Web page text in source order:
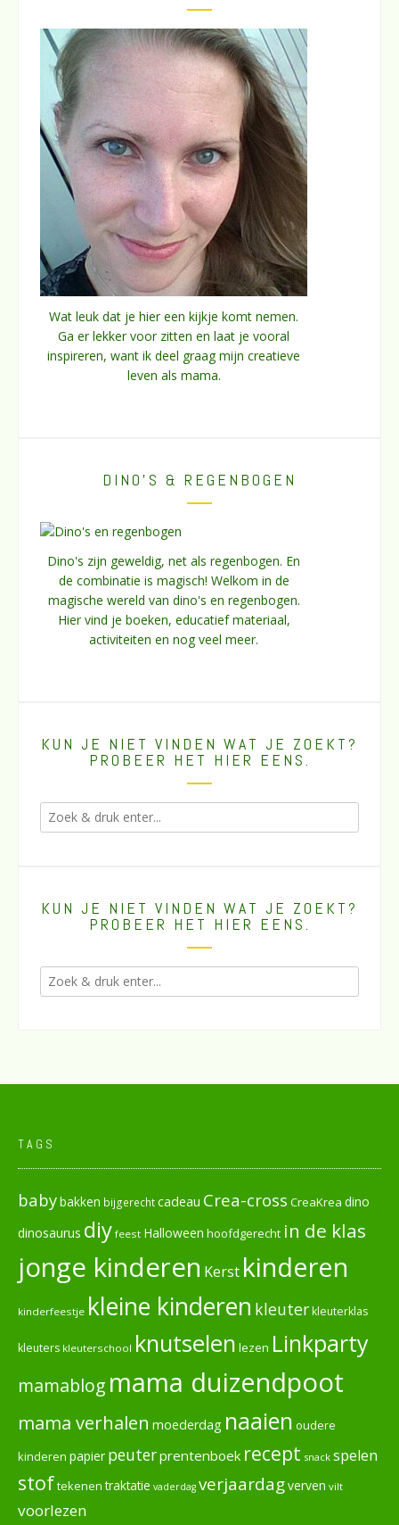
Wat leuk dat je hier een kijkje komt nemen.
Ga er lekker voor zitten en laat je vooral
inspireren, want ik deel graag mijn creatieve
leven als mama.
DINO’S & REGENBOGEN
Dino's zijn geweldig, net als regenbogen. En
de combinatie is magisch! Welkom in de
magische wereld van dino's en regenbogen.
Hier vind je boeken, educatief materiaal,
activiteiten en nog veel meer.
KUN JE NIET VINDEN WAT JE ZOEKT?
PROBEER HET HIER EENS.
KUN JE NIET VINDEN WAT JE ZOEKT?
PROBEER HET HIER EENS.
TAGS
babybakken bijgerechtcadeau Crea-cross CreaKrea dino
dinosaurus diy feest Halloween hoofdgerecht in de klas
jonge kinderen Kerst kinderen
kinderfeestje kleine kinderen kleuterkleuterklas
kleuters kleuterschool knutselen lezen Linkparty
mamablog mama duizendpoot
mama verhalen moederdag naaien oudere
kinderen papier peuterprentenboek recept snack spelen
stoftekenen traktatie vaderdag verjaardagverven vilt
voorlezen